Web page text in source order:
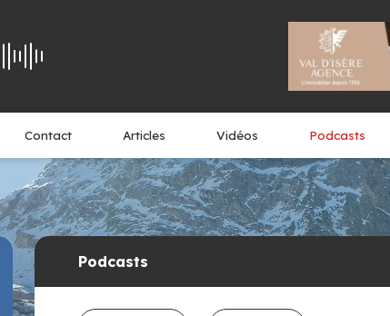
Contact Articles Vidéos Podcasts
Podcasts